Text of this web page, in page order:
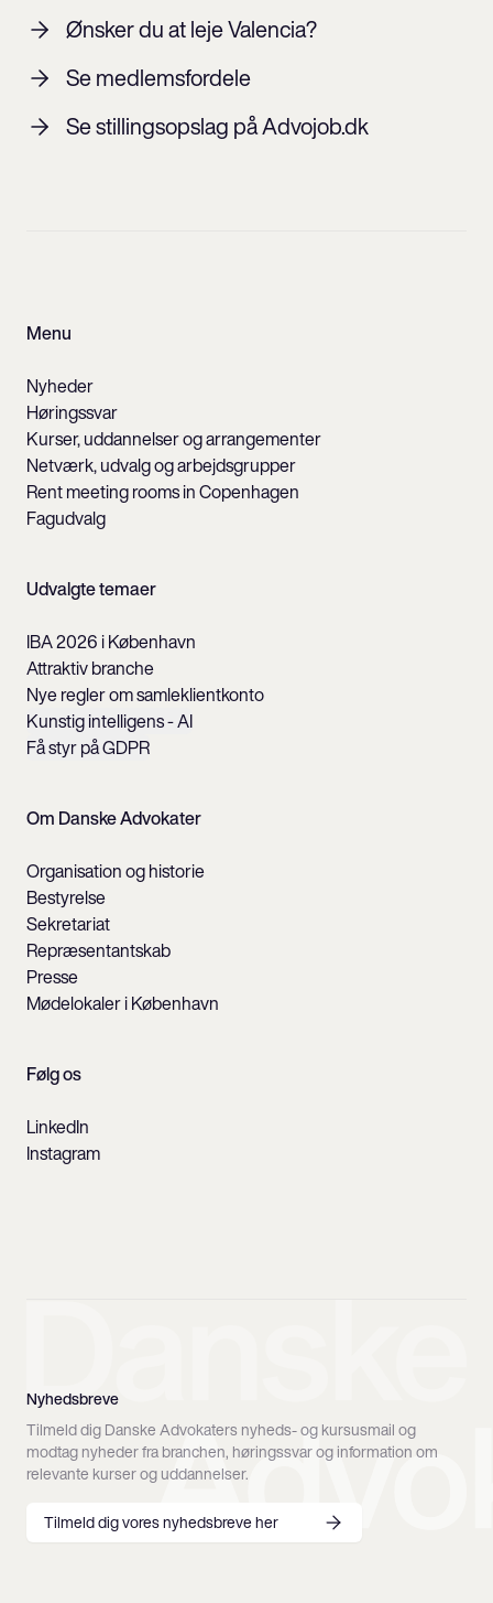
Ønsker du at leje Valencia?
Se medlemsfordele
Se stillingsopslag på Advojob.dk
Menu
Nyheder
Høringssvar
Kurser, uddannelser og arrangementer
Netværk, udvalg og arbejdsgrupper
Rent meeting rooms in Copenhagen
Fagudvalg
Udvalgte temaer
IBA 2026 i København
Attraktiv branche
Nye regler om samleklientkonto
Kunstig intelligens - AI
Få styr på GDPR
Om Danske Advokater
Organisation og historie
Bestyrelse
Sekretariat
Repræsentantskab
Presse
Mødelokaler i København
Følg os
LinkedIn
Instagram
Nyhedsbreve
Tilmeld dig Danske Advokaters nyheds- og kursusmail og
modtag nyheder fra branchen, høringssvar og information om
relevante kurser og uddannelser.
Tilmeld dig vores nyhedsbreve her